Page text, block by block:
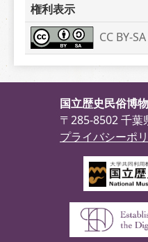
権利表示
CC BY-
国立歴史民俗博
〒285-8502 千
プライバシーポ